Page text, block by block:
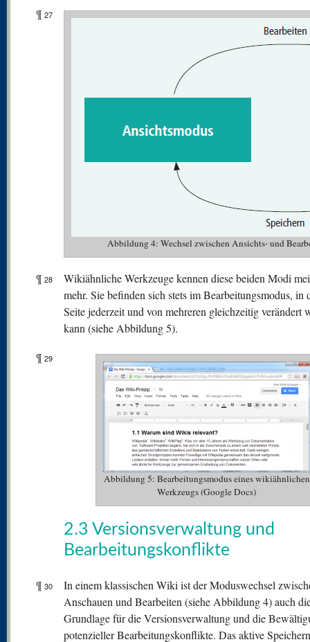
¶ 27
Abbildung 4: Wechsel zwischen Ansichts- und
¶ 28
Wikiähnliche Werkzeuge kennen diese beiden Modi
mehr. Sie befinden sich stets im Bearbeitungsmodus, in
Seite jederzeit und von mehreren gleichzeitig verändert
kann (siehe Abbildung 5).
¶ 29
Abbildung 5: Bearbeitungsmodus eines wikiähnlichen
Werkzeugs (Google Docs)
2.3 Versionsverwaltung und
Bearbeitungskonflikte
¶ 30
In einem klassischen Wiki ist der Moduswechsel
Anschauen und Bearbeiten (siehe Abbildung 4) auch
Grundlage für die Versionsverwaltung und die
potenzieller Bearbeitungskonflikte. Das aktive